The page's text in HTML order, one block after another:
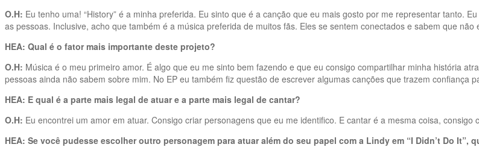
O.H: Eu tenho uma! “History” é a minha preferida. Eu sinto que é a canção que eu mais gosto por me representar tanto.
as pessoas. Inclusive, acho que também é a música preferida de muitos fãs. Eles se sentem conectados e sabem que não
HEA: Qual é o fator mais importante deste projeto?
O.H: Música é o meu primeiro amor. É algo que eu me sinto bem fazendo e que eu consigo compartilhar minha história
pessoas ainda não sabem sobre mim. No EP eu também fiz questão de escrever algumas canções que trazem confiança
HEA: E qual é a parte mais legal de atuar e a parte mais legal de cantar?
O.H: Eu encontrei um amor em atuar. Consigo criar personagens que eu me identifico. E cantar é a mesma coisa,
HEA: Se você pudesse escolher outro personagem para atuar além do seu papel com a Lindy em “I Didn’t Do It”,